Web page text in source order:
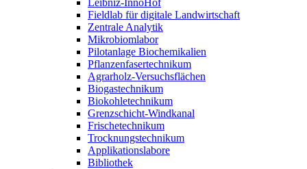
Leibniz-InnoHof
Fieldlab für digitale Landwirtschaft
Zentrale Analytik
Mikrobiomlabor
Pilotanlage Biochemikalien
Pflanzenfasertechnikum
Agrarholz-Versuchsflächen
Biogastechnikum
Biokohletechnikum
Grenzschicht-Windkanal
Frischetechnikum
Trocknungstechnikum
Applikationslabore
Bibliothek